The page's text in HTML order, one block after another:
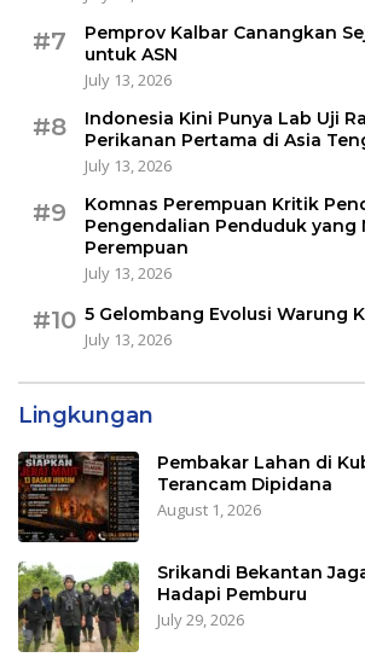
#7
Pemprov Kalbar Canangkan
untuk ASN
July 13, 2026
#8
Indonesia Kini Punya Lab Uji
Perikanan Pertama di Asia
July 13, 2026
#9
Komnas Perempuan Kritik
Pengendalian Penduduk yang
Perempuan
July 13, 2026
#10 5 Gelombang Evolusi Warung
July 13, 2026
Lingkungan
Pembakar Lahan di
Terancam Dipidana
August 1, 2026
Srikandi Bekantan
Hadapi Pemburu
July 29, 2026